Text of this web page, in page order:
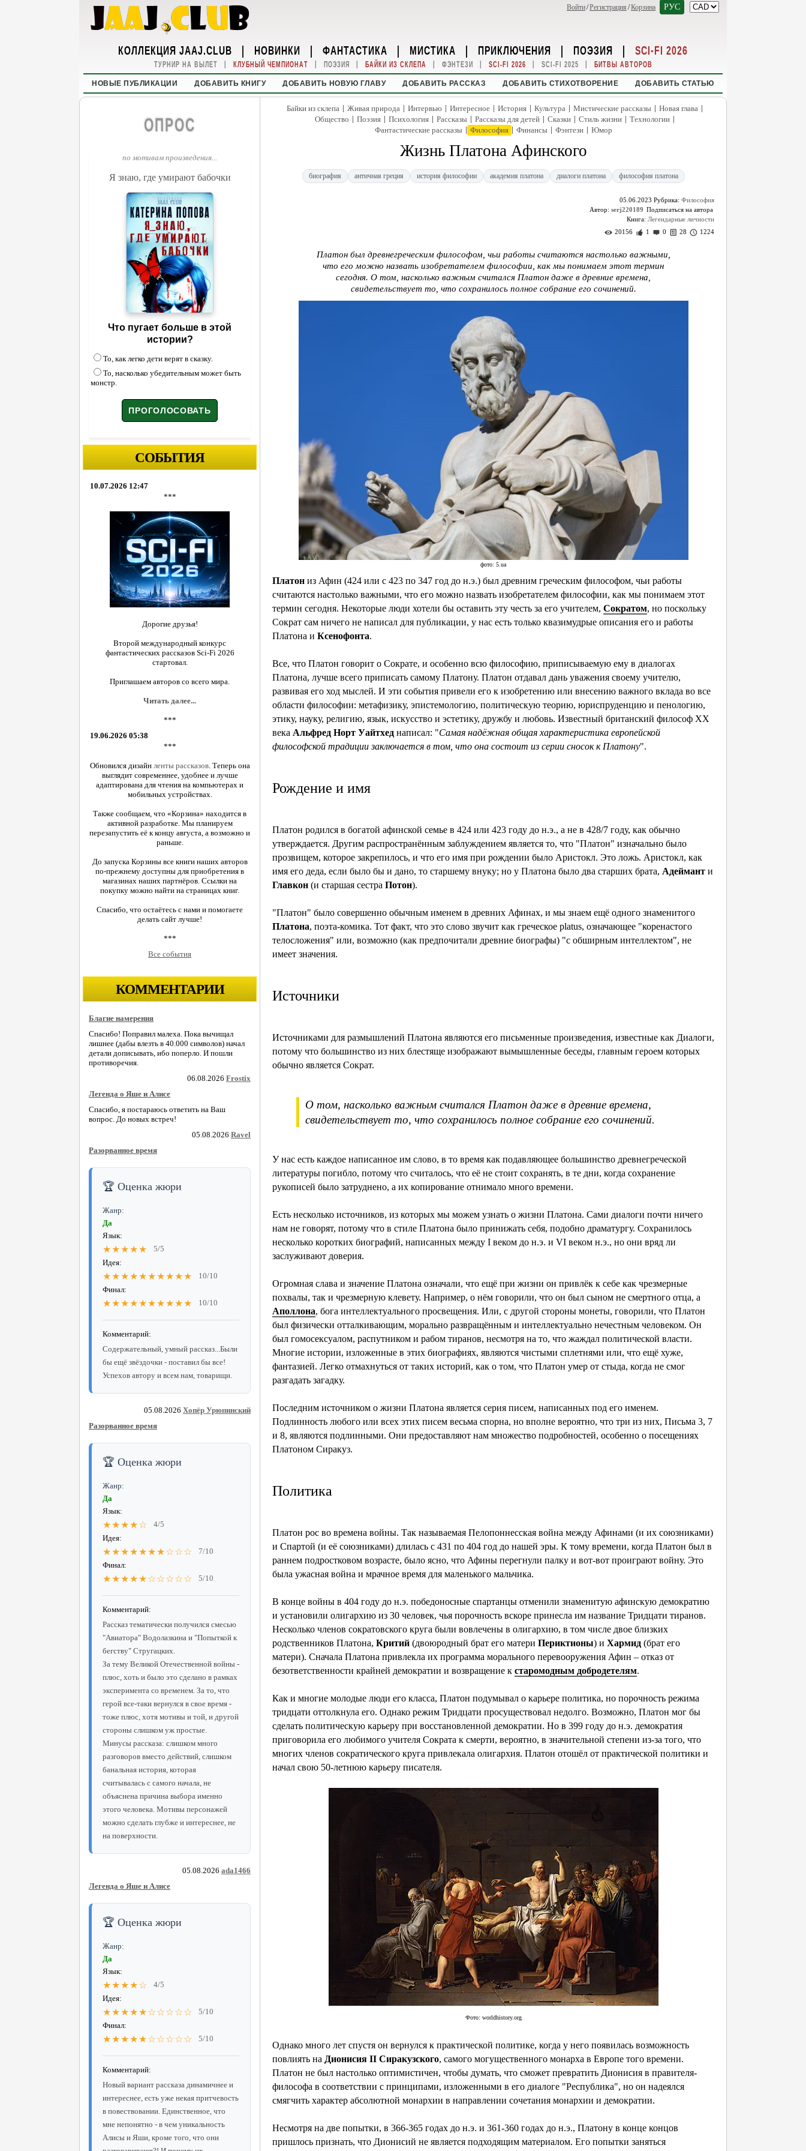
Войти/Регистрация /Корзина РУС
КОЛЛЕКЦИЯ JAAJ.CLUB | НОВИНКИ | ФАНТАСТИКА | МИСТИКА | ПРИКЛЮЧЕНИЯ | ПОЭЗИЯ | SCI-FI 2026
ТУРНИР НА ВЫЛЕТ | КЛУБНЫЙ ЧЕМПИОНАТ | ПОЭЗИЯ | БАЙКИ ИЗ СКЛЕПА | ФЭНТЕЗИ | SCI-FI 2026 | SCI-FI 2025 | БИТВЫ АВТОРОВ
НОВЫЕ ПУБЛИКАЦИИ ДОБАВИТЬ КНИГУ ДОБАВИТЬ НОВУЮ ГЛАВУ ДОБАВИТЬ РАССКАЗ ДОБАВИТЬ СТИХОТВОРЕНИЕ ДОБАВИТЬ СТАТЬЮ
ОПРОС
по мотивам произведения...
Я знаю, где умирают бабочки
Что пугает больше в этой
истории?
То, как легко дети верят в сказку.
То, насколько убедительным может быть
монстр.
СОБЫТИЯ
10.07.2026 12:47
***
Дорогие друзья!
Второй международный конкурс
фантастических рассказов Sci-Fi 2026
стартовал.
Приглашаем авторов со всего мира.
Читать далее...
***
19.06.2026 05:38
***
Обновился дизайн ленты рассказов. Теперь она
выглядит современнее, удобнее и лучше
адаптирована для чтения на компьютерах и
мобильных устройствах.
Также сообщаем, что «Корзина» находится в
активной разработке. Мы планируем
перезапустить её к концу августа, а возможно и
раньше.
До запуска Корзины все книги наших авторов
по-прежнему доступны для приобретения в
магазинах наших партнёров. Ссылки на
покупку можно найти на страницах книг.
Спасибо, что остаётесь с нами и помогаете
делать сайт лучше!
***
Все события
КОММЕНТАРИИ
Благие намерения
Спасибо! Поправил малеха. Пока вычищал
лишнее (дабы влезть в 40.000 символов) начал
детали дописывать, ибо поперло. И пошли
противоречия.
06.08.2026 Frostix
Легенда о Яше и Алисе
Спасибо, я постараюсь ответить на Ваш
вопрос. До новых встреч!
05.08.2026 Ravel
Разорванное время
🏆 Оценка жюри
Жанр:
Да
Язык:
★★★★★
5/5
Идея:
★★★★★★★★★★
10/10
Финал:
★★★★★★★★★★ 10/10
Комментарий:
Содержательный, умный рассказ...Были
бы ещё звёздочки - поставил бы все!
Успехов автору и всем нам, товарищи.
05.08.2026 Хопёр Урюпинский
Разорванное время
🏆 Оценка жюри
Жанр:
Да
Язык:
★★★★☆
4/5
Идея:
★★★★★★★☆☆☆
7/10
Финал:
★★★★★☆☆☆☆☆ 5/10
Комментарий:
Рассказ тематически получился смесью
"Авиатора" Водолазкина и "Попыткой к
бегству" Стругацких.
За тему Великой Отечественной войны -
плюс, хоть и было это сделано в рамках
эксперимента со временем. За то, что
герой все-таки вернулся в свое время -
тоже плюс, хотя мотивы и той, и другой
стороны слишком уж простые.
Минусы рассказа: слишком много
разговоров вместо действий, слишком
банальная история, которая
считывалась с самого начала, не
объяснена причина выбора именно
этого человека. Мотивы персонажей
можно сделать глубже и интереснее, не
на поверхности.
05.08.2026 ada1466
Легенда о Яше и Алисе
🏆 Оценка жюри
Жанр:
Да
Язык:
★★★★☆
4/5
Идея:
★★★★★☆☆☆☆☆
5/10
Финал:
★★★★★☆☆☆☆☆ 5/10
Комментарий:
Новый вариант рассказа динамичнее и
интереснее, есть уже некая притчевость
в повествовании. Единственное, что
мне непонятно - в чем уникальность
Алисы и Яши, кроме того, что они
Байки из склепа | Живая природа | Интервью | Интересное | История | Культура | Мистические рассказы | Новая глава |
Общество | Поэзия | Психология | Рассказы | Рассказы для детей | Сказки | Стиль жизни | Технологии |
Фантастические рассказы | Философия | Финансы | Фэнтези | Юмор
Жизнь Платона Афинского
биография античная греция история философии академия платона диалоги платона философия платона
05.06.2023 Рубрика: Философия
Автор: serj220189
Книга: Легендарные личности
20156
1 0 28 1224
Платон был древнегреческим философом, чьи работы считаются настолько важными,
что его можно назвать изобретателем философии, как мы понимаем этот термин
сегодня. О том, насколько важным считался Платон даже в древние времена,
свидетельствует то, что сохранилось полное собрание его сочинений.
фото: 5.ua
Платон из Афин (424 или с 423 по 347 год до н.э.) был древним греческим философом, чьи работы
считаются настолько важными, что его можно назвать изобретателем философии, как мы понимаем этот
термин сегодня. Некоторые люди хотели бы оставить эту честь за его учителем, Сократом, но поскольку
Сократ сам ничего не написал для публикации, у нас есть только квазимудрые описания его и работы
Платона и Ксенофонта.
Все, что Платон говорит о Сократе, и особенно всю философию, приписываемую ему в диалогах
Платона, лучше всего приписать самому Платону. Платон отдавал дань уважения своему учителю,
развивая его ход мыслей. И эти события привели его к изобретению или внесению важного вклада во все
области философии: метафизику, эпистемологию, политическую теорию, юриспруденцию и пенологию,
этику, науку, религию, язык, искусство и эстетику, дружбу и любовь. Известный британский философ XX
века Альфред Норт Уайтхед написал: "Самая надёжная общая характеристика европейской
философской традиции заключается в том, что она состоит из серии сносок к Платону".
Рождение и имя
Платон родился в богатой афинской семье в 424 или 423 году до н.э., а не в 428/7 году, как обычно
утверждается. Другим распространённым заблуждением является то, что "Платон" изначально было
прозвищем, которое закрепилось, и что его имя при рождении было Аристокл. Это ложь. Аристокл, как
имя его деда, если было бы и дано, то старшему внуку; но у Платона было два старших брата, Адеймант и
Главкон (и старшая сестра Потон).
"Платон" было совершенно обычным именем в древних Афинах, и мы знаем ещё одного знаменитого
Платона, поэта-комика. Тот факт, что это слово звучит как греческое platus, означающее "коренастого
телосложения" или, возможно (как предпочитали древние биографы) "с обширным интеллектом", не
имеет значения.
Источники
Источниками для размышлений Платона являются его письменные произведения, известные как Диалоги,
потому что большинство из них блестяще изображают вымышленные беседы, главным героем которых
обычно является Сократ.
О том, насколько важным считался Платон даже в древние времена,
свидетельствует то, что сохранилось полное собрание его сочинений.
У нас есть каждое написанное им слово, в то время как подавляющее большинство древнегреческой
литературы погибло, потому что считалось, что её не стоит сохранять, в те дни, когда сохранение
рукописей было затруднено, а их копирование отнимало много времени.
Есть несколько источников, из которых мы можем узнать о жизни Платона. Сами диалоги почти ничего
нам не говорят, потому что в стиле Платона было принижать себя, подобно драматургу. Сохранилось
несколько коротких биографий, написанных между I веком до н.э. и VI веком н.э., но они вряд ли
заслуживают доверия.
Огромная слава и значение Платона означали, что ещё при жизни он привлёк к себе как чрезмерные
похвалы, так и чрезмерную клевету. Например, о нём говорили, что он был сыном не смертного отца, а
Аполлона, бога интеллектуального просвещения. Или, с другой стороны монеты, говорили, что Платон
был физически отталкивающим, морально развращённым и интеллектуально нечестным человеком. Он
был гомосексуалом, распутником и рабом тиранов, несмотря на то, что жаждал политической власти.
Многие истории, изложенные в этих биографиях, являются чистыми сплетнями или, что ещё хуже,
фантазией. Легко отмахнуться от таких историй, как о том, что Платон умер от стыда, когда не смог
разгадать загадку.
Последним источником о жизни Платона является серия писем, написанных под его именем.
Подлинность любого или всех этих писем весьма спорна, но вполне вероятно, что три из них, Письма 3, 7
и 8, являются подлинными. Они предоставляют нам множество подробностей, особенно о посещениях
Платоном Сиракуз.
Политика
Платон рос во времена войны. Так называемая Пелопоннесская война между Афинами (и их союзниками)
и Спартой (и её союзниками) длилась с 431 по 404 год до нашей эры. К тому времени, когда Платон был в
раннем подростковом возрасте, было ясно, что Афины перегнули палку и вот-вот проиграют войну. Это
была ужасная война и мрачное время для маленького мальчика.
В конце войны в 404 году до н.э. победоносные спартанцы отменили знаменитую афинскую демократию
и установили олигархию из 30 человек, чья порочность вскоре принесла им название Тридцати тиранов.
Несколько членов сократовского круга были вовлечены в олигархию, в том числе двое близких
родственников Платона, Критий (двоюродный брат его матери Периктионы) и Хармид (брат его
матери). Сначала Платона привлекла их программа морального перевооружения Афин – отказ от
безответственности крайней демократии и возвращение к старомодным добродетелям.
Как и многие молодые люди его класса, Платон подумывал о карьере политика, но порочность режима
тридцати оттолкнула его. Однако режим Тридцати просуществовал недолго. Возможно, Платон мог бы
сделать политическую карьеру при восстановленной демократии. Но в 399 году до н.э. демократия
приговорила его любимого учителя Сократа к смерти, вероятно, в значительной степени из-за того, что
многих членов сократического круга привлекала олигархия. Платон отошёл от практической политики и
начал свою 50-летнюю карьеру писателя.
Фото: worldhistory.org
Однако много лет спустя он вернулся к практической политике, когда у него появилась возможность
повлиять на Дионисия II Сиракузского, самого могущественного монарха в Европе того времени.
Платон не был настолько оптимистичен, чтобы думать, что сможет превратить Дионисия в правителя-
философа в соответствии с принципами, изложенными в его диалоге "Республика", но он надеялся
смягчить характер абсолютной монархии в направлении сочетания монархии и демократии.
Несмотря на две попытки, в 366-365 годах до н.э. и 361-360 годах до н.э., Платону в конце концов
пришлось признать, что Дионисий не является подходящим материалом. Его попытки заняться